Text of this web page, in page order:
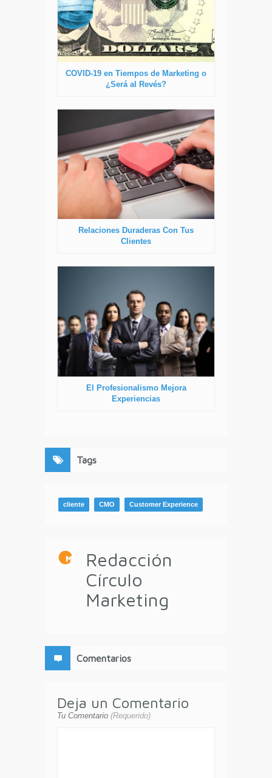
COVID-19 en Tiempos de Marketing o
¿Será al Revés?
Relaciones Duraderas Con Tus
Clientes
El Profesionalismo Mejora
Experiencias
Tags
cliente CMO Customer Experience
Redacción
Círculo
Marketing
Comentarios
Deja un Comentario
Tu Comentario (Requerido)